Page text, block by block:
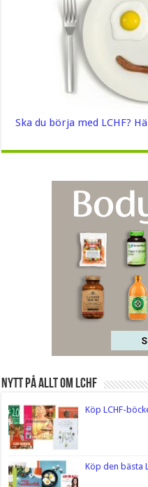
Ska du börja med LCHF?
Nytt på Allt om LCHF
Köp LCHF-
Köp den bästa